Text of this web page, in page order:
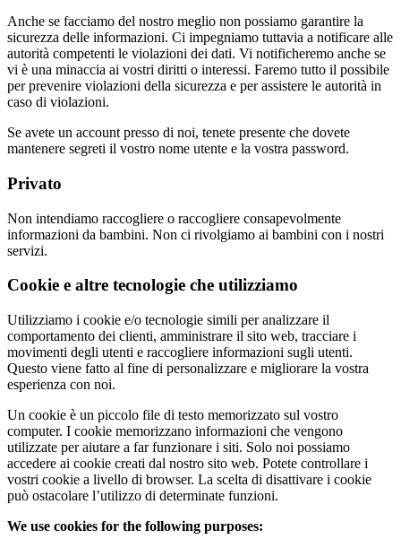
Anche se facciamo del nostro meglio non possiamo garantire la
sicurezza delle informazioni. Ci impegniamo tuttavia a notificare alle
autorità competenti le violazioni dei dati. Vi notificheremo anche se
vi è una minaccia ai vostri diritti o interessi. Faremo tutto il possibile
per prevenire violazioni della sicurezza e per assistere le autorità in
caso di violazioni.
Se avete un account presso di noi, tenete presente che dovete
mantenere segreti il vostro nome utente e la vostra password.
Privato
Non intendiamo raccogliere o raccogliere consapevolmente
informazioni da bambini. Non ci rivolgiamo ai bambini con i nostri
servizi.
Cookie e altre tecnologie che utilizziamo
Utilizziamo i cookie e/o tecnologie simili per analizzare il
comportamento dei clienti, amministrare il sito web, tracciare i
movimenti degli utenti e raccogliere informazioni sugli utenti.
Questo viene fatto al fine di personalizzare e migliorare la vostra
esperienza con noi.
Un cookie è un piccolo file di testo memorizzato sul vostro
computer. I cookie memorizzano informazioni che vengono
utilizzate per aiutare a far funzionare i siti. Solo noi possiamo
accedere ai cookie creati dal nostro sito web. Potete controllare i
vostri cookie a livello di browser. La scelta di disattivare i cookie
può ostacolare l’utilizzo di determinate funzioni.
We use cookies for the following purposes: